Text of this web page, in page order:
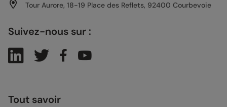
Tour Aurore, 18-19 Place des Reflets, 92400 Courbevoie
Suivez-nous sur :
Tout savoir